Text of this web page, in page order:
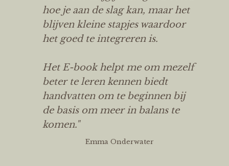
hoe je aan de slag kan, maar het
blijven kleine stapjes waardoor
het goed te integreren is.
Het E-book helpt me om mezelf
beter te leren kennen biedt
handvatten om te beginnen bij
de basis om meer in balans te
komen."
Emma Onderwater